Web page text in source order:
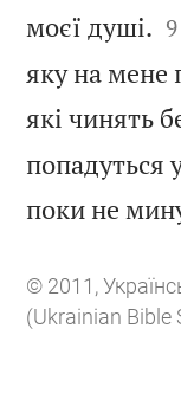
моєї душі. 
9
яку на мене
які чинять
попадуться
поки не
© 2011,
(Ukrainian Bible